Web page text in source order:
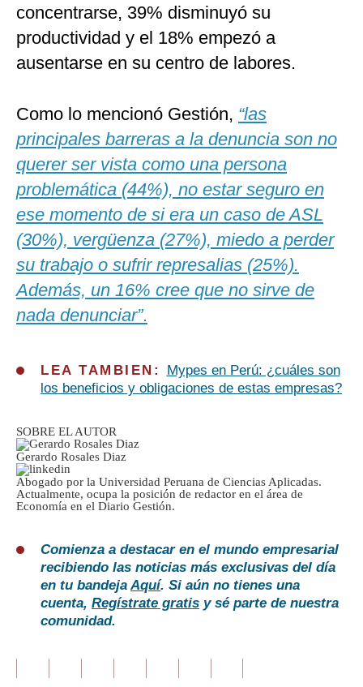
concentrarse, 39% disminuyó su
productividad y el 18% empezó a
ausentarse en su centro de labores.
Como lo mencionó Gestión, “las
principales barreras a la denuncia son no
querer ser vista como una persona
problemática (44%), no estar seguro en
ese momento de si era un caso de ASL
(30%), vergüenza (27%), miedo a perder
su trabajo o sufrir represalias (25%).
Además, un 16% cree que no sirve de
nada denunciar”.
LEA TAMBIEN:
Mypes en Perú: ¿cuáles son
los beneficios y obligaciones de estas empresas?
SOBRE EL AUTOR
Gerardo Rosales Diaz
Abogado por la Universidad Peruana de Ciencias Aplicadas.
Actualmente, ocupa la posición de redactor en el área de
Economía en el Diario Gestión.
Comienza a destacar en el mundo empresarial
recibiendo las noticias más exclusivas del día
en tu bandejaAquí. Si aún no tienes una
cuenta, Regístrate gratis y sé parte de nuestra
comunidad.